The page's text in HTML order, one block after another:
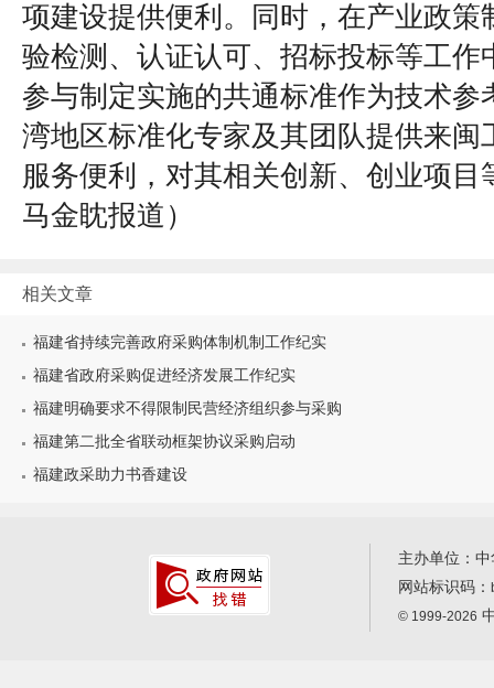
项建设提供便利。同时，在产业政策
验检测、认证认可、招标投标等工作
参与制定实施的共通标准作为技术参
湾地区标准化专家及其团队提供来闽
服务便利，对其相关创新、创业项目
马金眈报道 ）
相关文章
福建省持续完善政府采购体制机制工作纪实
福建省政府采购促进经济发展工作纪实
福建明确要求不得限制民营经济组织参与采购
福建第二批全省联动框架协议采购启动
福建政采助力书香建设
主办单位：
网站标识码：
© 1999-2026